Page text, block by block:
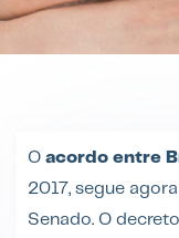
O acordo entre
2017, segue
Senado. O